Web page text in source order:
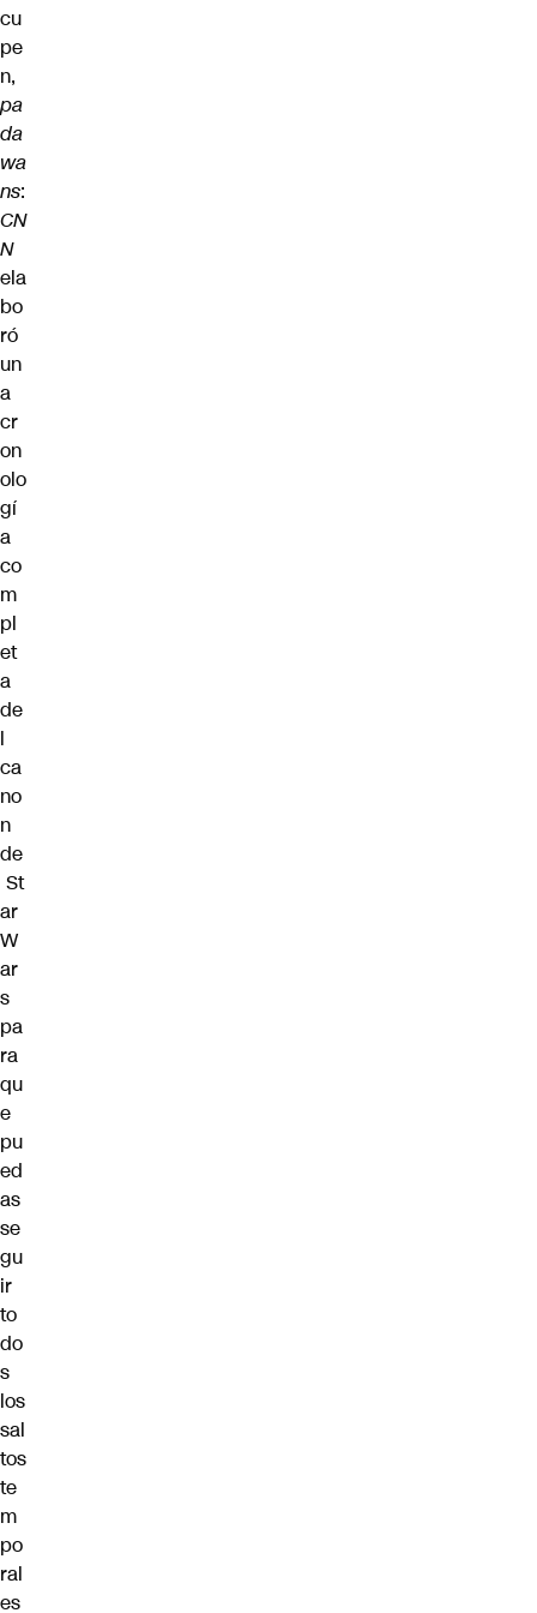
cu
pe
n,
pa
da
wa
ns:
CN
N
ela
bo
ró
un
a
cr
on
olo
gí
a
co
m
pl
et
a
de
l
ca
no
n
de
St
ar
W
ar
s
pa
ra
qu
e
pu
ed
as
se
gu
ir
to
do
s
los
sal
tos
te
m
po
ral
es